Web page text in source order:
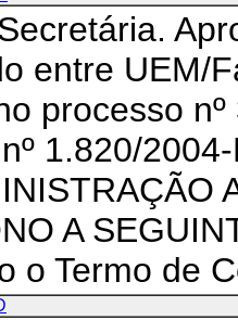
entre
processo
nº 1.820/
A
o Termo de